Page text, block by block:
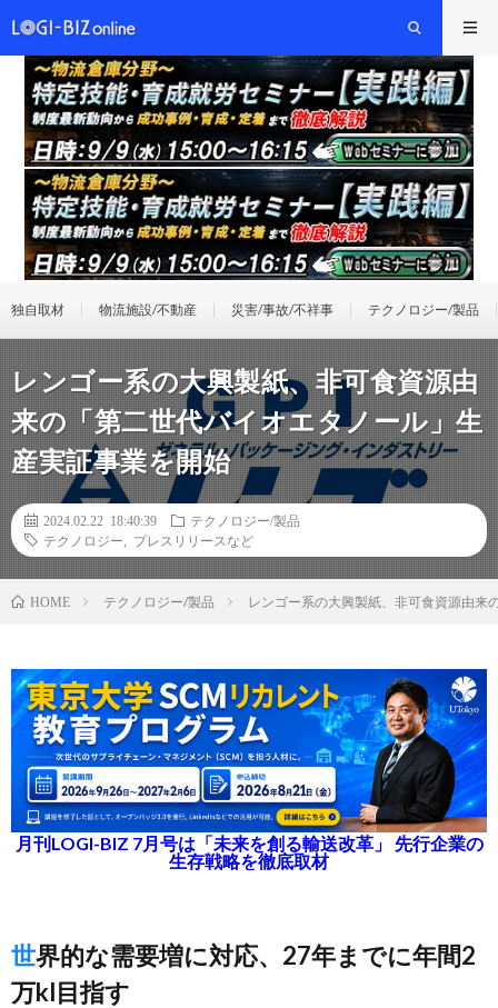
独自取材 物流施設/不動産 災害/事故/不祥事 テクノロジー/製品
レンゴー系の大興製紙、非可食資源由
来の「第二世代バイオエタノール」生
産実証事業を開始
2024.02.22 18:40:39
テクノロジー/製品
テクノロジー
プレスリリースなど
HOME テクノロジー/製品 レンゴー系の大興製紙、非可食資源由来
月刊LOGI-BIZ 7月号は「未来を創る輸送改革」 先行企業の
生存戦略を徹底取材
世界的な需要増に対応、27年までに年間2
万kl目指す